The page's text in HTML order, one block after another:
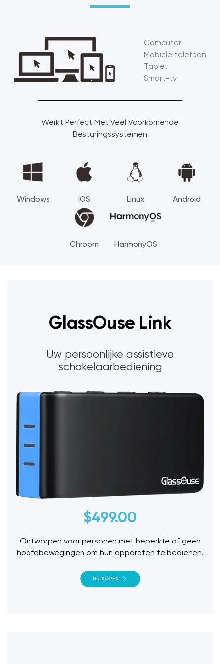
Computer
Mobiele telefoon
Tablet
Smart-tv
Werkt Perfect Met Veel Voorkomende
Besturingssystemen
Windows iOS Linux Android
Chroom HarmonyOS
GlassOuse Link
Uw persoonlijke assistieve
schakelaarbediening
$499.00
Ontworpen voor personen met beperkte of geen
hoofdbewegingen om hun apparaten te bedienen.
NU KOPEN